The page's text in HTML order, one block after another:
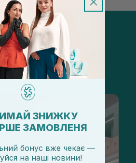
в Instagram
ЗНИЖКУ
ЗАМОВЛЕНЯ
бонус вже чекає —
на наші новини!